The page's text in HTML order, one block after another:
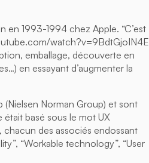
1993-1994 chez Apple. “C’est
watch?v=9BdtGjoIN4E
emballage, découverte en
en essayant d’augmenter la
(Nielsen Norman Group) et sont
basé sous le mot UX
chacun des associés endossant
“Workable technology”, “User